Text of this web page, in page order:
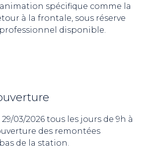
spécifique comme la
à la frontale, sous réserve
disponible.
29/03/2026 tous les jours de 9h à
des remontées
de la station.